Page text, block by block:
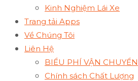
Kinh Nghiệm Lái Xe
Trang tải Apps
Về Chúng Tôi
Liên Hệ
BIỂU PHÍ VẬN CHUYỂN
Chính sách Chất Lượng